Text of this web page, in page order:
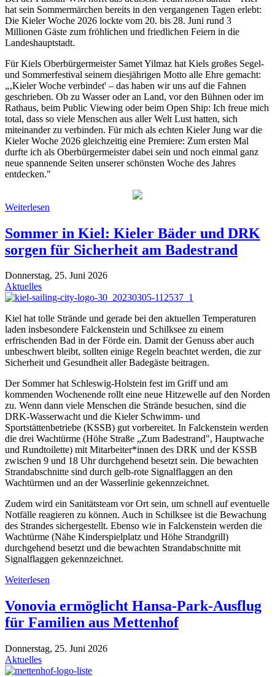
hat sein Sommermärchen bereits in den vergangenen Tagen erlebt:
Die Kieler Woche 2026 lockte vom 20. bis 28. Juni rund 3
Millionen Gäste zum fröhlichen und friedlichen Feiern in die
Landeshauptstadt.
Für Kiels Oberbürgermeister Samet Yilmaz hat Kiels großes Segel-
und Sommerfestival seinem diesjährigen Motto alle Ehre gemacht:
„‚Kieler Woche verbindet' – das haben wir uns auf die Fahnen
geschrieben. Ob zu Wasser oder an Land, vor den Bühnen oder im
Rathaus, beim Public Viewing oder beim Open Ship: Ich freue mich
total, dass so viele Menschen aus aller Welt Lust hatten, sich
miteinander zu verbinden. Für mich als echten Kieler Jung war die
Kieler Woche 2026 gleichzeitig eine Premiere: Zum ersten Mal
durfte ich als Oberbürgermeister dabei sein und noch einmal ganz
neue spannende Seiten unserer schönsten Woche des Jahres
entdecken."
Weiterlesen
Sommer in Kiel: Kieler Bäder und DRK
sorgen für Sicherheit am Badestrand
Donnerstag, 25. Juni 2026
Aktuelles
Kiel hat tolle Strände und gerade bei den aktuellen Temperaturen
laden insbesondere Falckenstein und Schilksee zu einem
erfrischenden Bad in der Förde ein. Damit der Genuss aber auch
unbeschwert bleibt, sollten einige Regeln beachtet werden, die zur
Sicherheit und Gesundheit aller Badegäste beitragen.
Der Sommer hat Schleswig-Holstein fest im Griff und am
kommenden Wochenende rollt eine neue Hitzewelle auf den Norden
zu. Wenn dann viele Menschen die Strände besuchen, sind die
DRK-Wasserwacht und die Kieler Schwimm- und
Sportstättenbetriebe (KSSB) gut vorbereitet. In Falckenstein werden
die drei Wachtürme (Höhe Straße „Zum Badestrand", Hauptwache
und Rundtoilette) mit Mitarbeiter*innen des DRK und der KSSB
zwischen 9 und 18 Uhr durchgehend besetzt sein. Die bewachten
Strandabschnitte sind durch gelb-rote Signalflaggen an den
Wachtürmen und an der Wasserlinie gekennzeichnet.
Zudem wird ein Sanitätsteam vor Ort sein, um schnell auf eventuelle
Notfälle reagieren zu können. Auch in Schilksee ist die Bewachung
des Strandes sichergestellt. Ebenso wie in Falckenstein werden die
Wachtürme (Nähe Kinderspielplatz und Höhe Strandgrill)
durchgehend besetzt und die bewachten Strandabschnitte mit
Signalflaggen gekennzeichnet.
Weiterlesen
Vonovia ermöglicht Hansa-Park-Ausflug
für Familien aus Mettenhof
Donnerstag, 25. Juni 2026
Aktuelles